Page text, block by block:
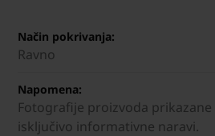
Način pokrivanja:
Ravno
Napomena:
Fotografije proizvoda
isključivo informativne naravi.